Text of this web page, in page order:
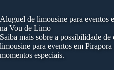
Aluguel de limousine para eventos
na Vou de Limo
Saiba mais sobre a possibilidade
limousine para eventos em
momentos especiais.